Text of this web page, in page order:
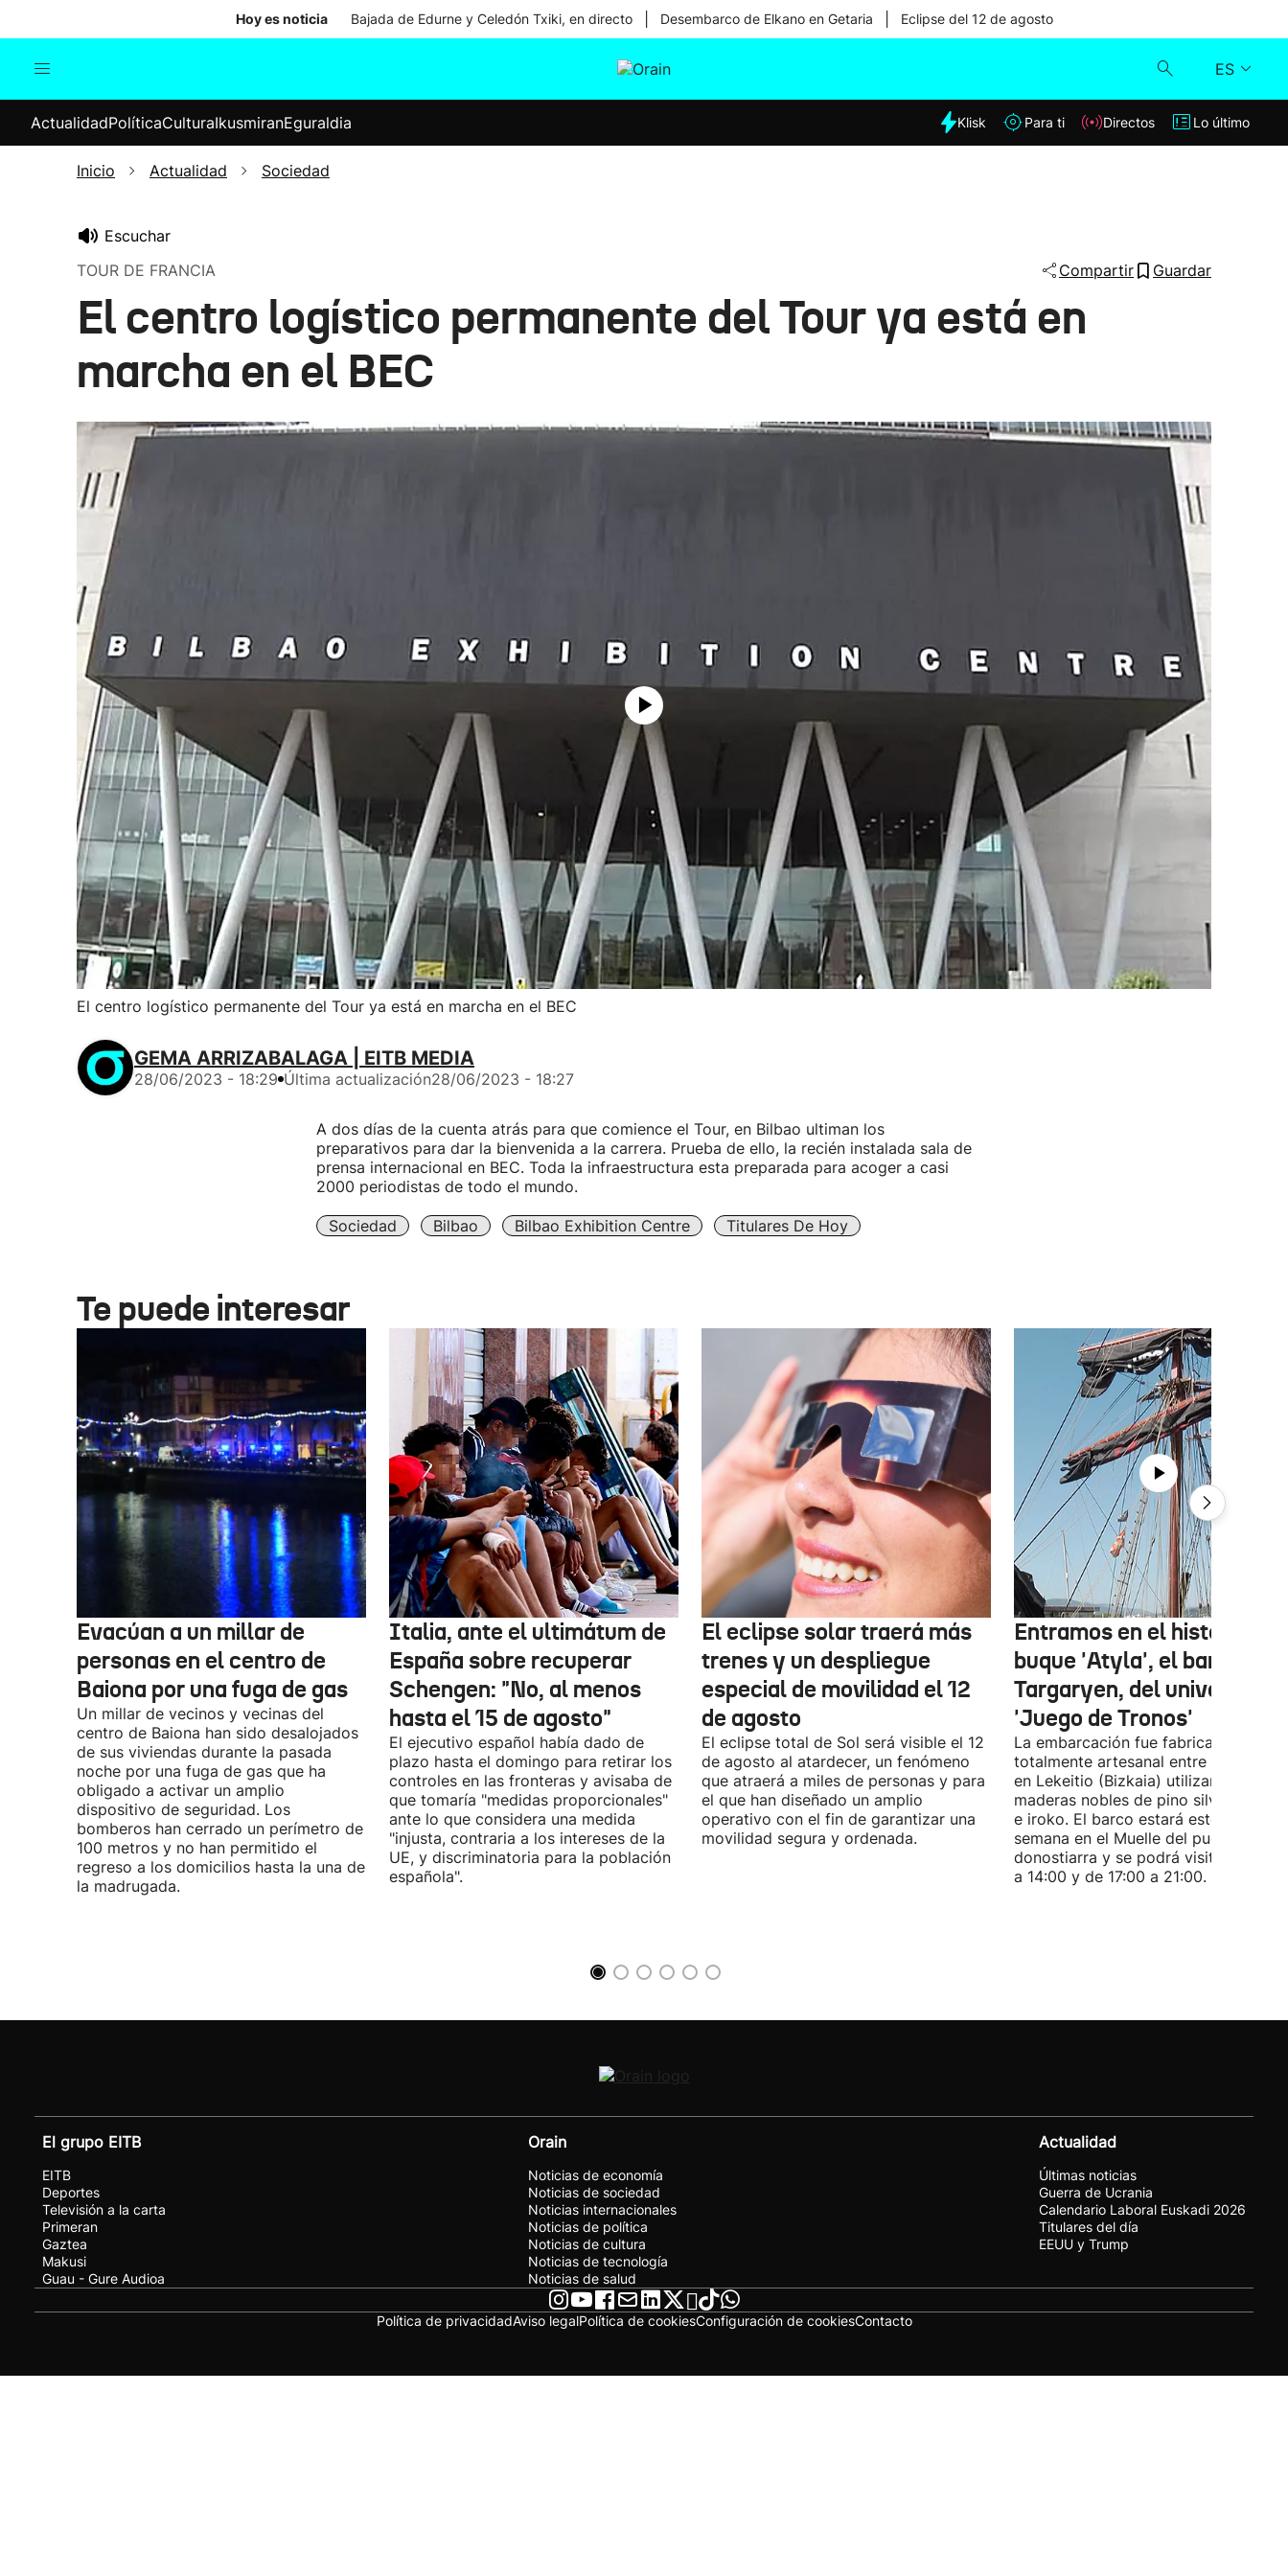
Hoy es noticia Bajada de Edurne y Celedón Txiki, en directo Desembarco de Elkano en Getaria Eclipse del 12 de agosto
ES
Internacional
Elecciones
Klisk
ActualidadPolíticaCulturaIkusmiranEguraldia Klisk Para ti Directos Lo último
Inicio Actualidad Sociedad
Escuchar
TOUR DE FRANCIA
Compartir Guardar
El centro logístico permanente del Tour ya está en
marcha en el BEC
El centro logístico permanente del Tour ya está en marcha en el BEC
GEMA ARRIZABALAGA | EITB MEDIA
28/06/2023 - 18:29 Última actualización28/06/2023 - 18:27
A dos días de la cuenta atrás para que comience el Tour, en Bilbao ultiman los
preparativos para dar la bienvenida a la carrera. Prueba de ello, la recién instalada sala de
prensa internacional en BEC. Toda la infraestructura esta preparada para acoger a casi
2000 periodistas de todo el mundo.
Sociedad Bilbao Bilbao Exhibition Centre Titulares De Hoy
Te puede interesar
Evacúan a un millar de
personas en el centro de
Baiona por una fuga de gas
Un millar de vecinos y vecinas del
centro de Baiona han sido desalojados
de sus viviendas durante la pasada
noche por una fuga de gas que ha
obligado a activar un amplio
dispositivo de seguridad. Los
bomberos han cerrado un perímetro de
100 metros y no han permitido el
regreso a los domicilios hasta la una de
la madrugada.
Italia, ante el ultimátum de
España sobre recuperar
Schengen: "No, al menos
hasta el 15 de agosto"
El ejecutivo español había dado de
plazo hasta el domingo para retirar los
controles en las fronteras y avisaba de
que tomaría "medidas proporcionales"
ante lo que considera una medida
"injusta, contraria a los intereses de la
UE, y discriminatoria para la población
española".
El eclipse solar traerá más
trenes y un despliegue
especial de movilidad el 12
de agosto
El eclipse total de Sol será visible el 12
de agosto al atardecer, un fenómeno
que atraerá a miles de personas y para
el que han diseñado un amplio
operativo con el fin de garantizar una
movilidad segura y ordenada.
Entramos en el histórico
buque 'Atyla', el barco
Targaryen, del universo de
'Juego de Tronos'
La embarcación fue fabricada de
totalmente artesanal entre 1980 y
en Lekeitio (Bizkaia) utilizando
maderas nobles de pino silvestre,
e iroko. El barco estará este fin de
semana en el Muelle del puerto
donostiarra y se podrá visitar de
a 14:00 y de 17:00 a 21:00.
El grupo EITB
EITB
Deportes
Televisión a la carta
Primeran
Gaztea
Makusi
Guau - Gure Audioa
Orain
Noticias de economía
Noticias de sociedad
Noticias internacionales
Noticias de política
Noticias de cultura
Noticias de tecnología
Noticias de salud
Actualidad
Últimas noticias
Guerra de Ucrania
Calendario Laboral Euskadi 2026
Titulares del día
EEUU y Trump
Política de privacidadAviso legalPolítica de cookiesConfiguración de cookiesContacto